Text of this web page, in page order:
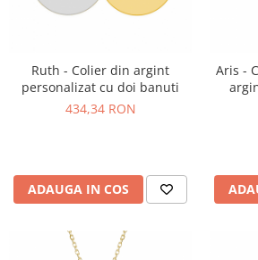
Ruth - Colier din argint
personalizat cu doi banuti
434,34 RON
ADAUGA IN COS
Aris -